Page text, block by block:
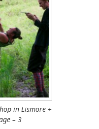
in Lismore +
– 3